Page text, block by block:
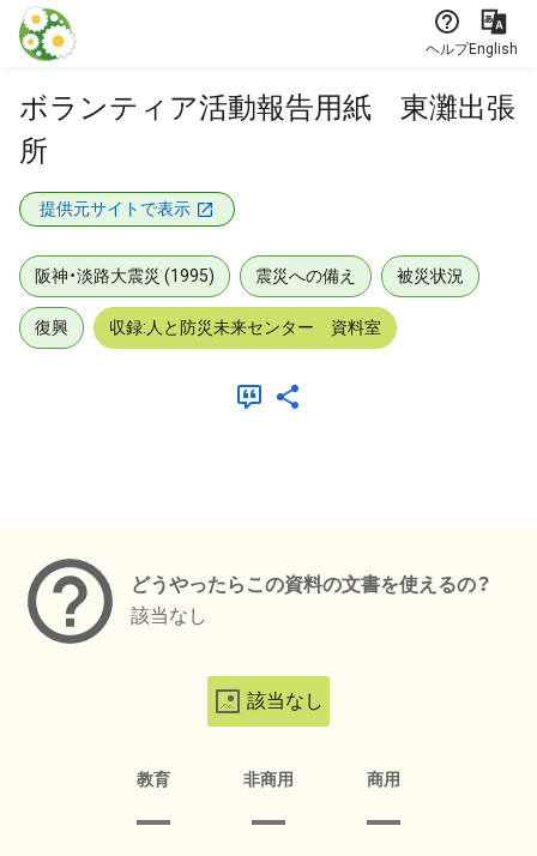
本文に飛ぶ
ヘルプEnglish
ボランティア活動報告用紙 東灘出張
所
提供元サイトで表示
阪神・淡路大震災 (1995) 震災への備え 被災状況
復興 収録:人と防災未来センター 資料室
どうやったらこの資料の文書を使えるの？
該当なし
該当なし
教育 非商用 商用